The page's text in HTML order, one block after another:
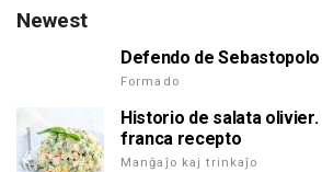
Newest
Defendo de Sebastopolo
Formado
Historio de salata
franca recepto
Manĝaĵo kaj trinkaĵo